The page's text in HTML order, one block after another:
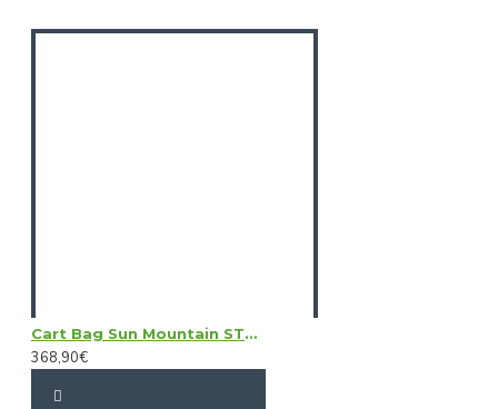
Cart Bag Sun Mountain STELLAR EWP
368,90€